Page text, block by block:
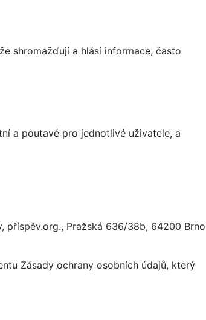
shromažďují a hlásí informace, často
a poutavé pro jednotlivé uživatele, a
příspěv.org., Pražská 636/38b, 64200 Brno
Zásady ochrany osobních údajů, který